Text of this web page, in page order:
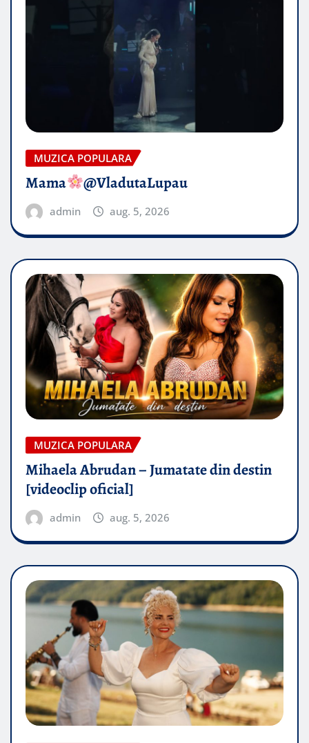
MUZICA POPULARA
Mama @VladutaLupau
admin aug. 5, 2026
MUZICA POPULARA
Mihaela Abrudan – Jumatate din destin
[videoclip oficial]
admin aug. 5, 2026